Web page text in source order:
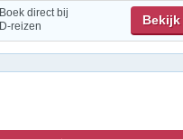
Boek direct bij
D-reizen
Bekijk